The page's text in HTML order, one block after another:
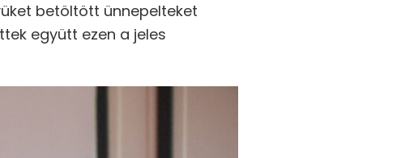
betöltött ünnepelteket
együtt ezen a jeles